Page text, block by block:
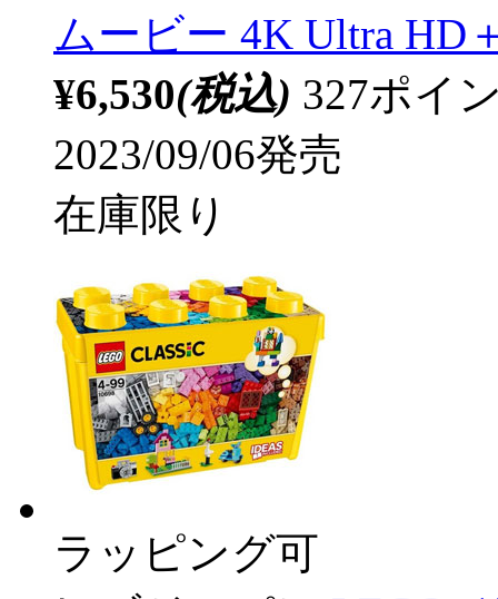
ムービー 4K Ultra HD
¥6,530(税込) 327ポイ
2023/09/06発売
在庫限り
ラッピング可